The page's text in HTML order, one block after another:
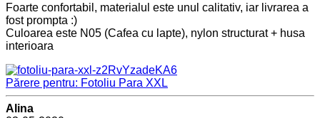
Foarte confortabil, materialul este unul calitativ, iar livrarea a
fost prompta :)
Culoarea este N05 (Cafea cu lapte), nylon structurat + husa
interioara
Părere pentru: Fotoliu Para XXL
Alina